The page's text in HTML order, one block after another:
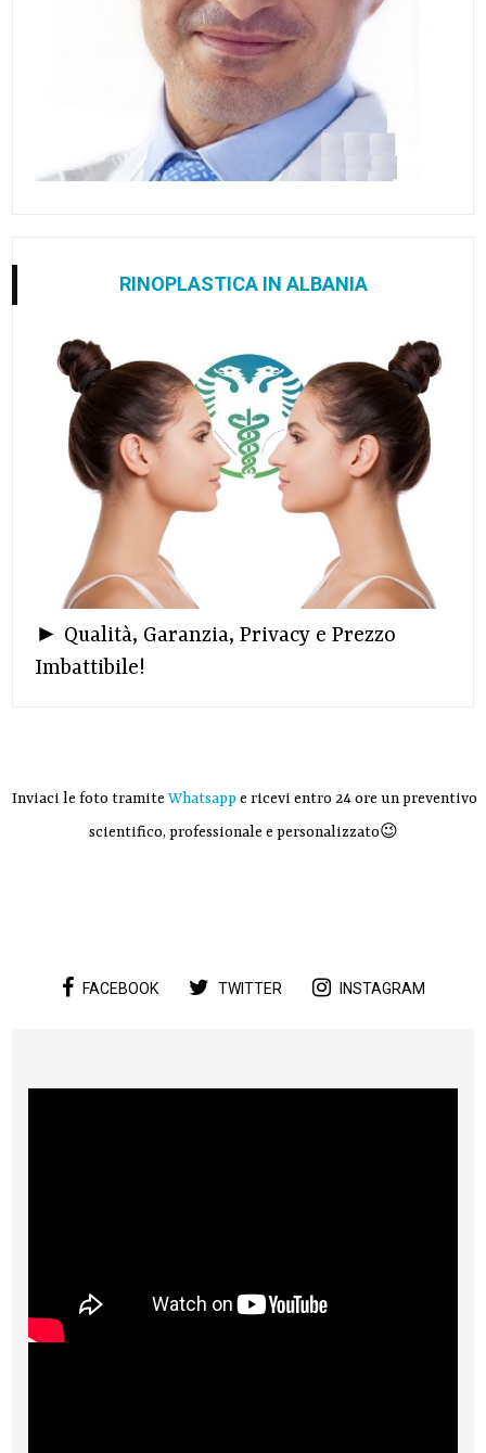
RINOPLASTICA IN ALBANIA
► Qualità, Garanzia, Privacy e Prezzo
Imbattibile!
Inviaci le foto tramite Whatsapp e ricevi entro 24 ore un preventivo
scientifico, professionale e personalizzato😉
FACEBOOK TWITTER INSTAGRAM